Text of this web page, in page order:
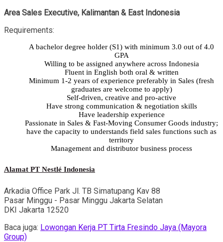
Area Sales Executive, Kalimantan & East Indonesia
Requirements:
A bachelor degree holder (S1) with minimum 3.0 out of 4.0
GPA
Willing to be assigned anywhere across Indonesia
Fluent in English both oral & written
Minimum 1-2 years of experience preferably in Sales (fresh
graduates are welcome to apply)
Self-driven, creative and pro-active
Have strong communication & negotiation skills
Have leadership experience
Passionate in Sales & Fast-Moving Consumer Goods industry;
have the capacity to understands field sales functions such as
territory
Management and distributor business process
Alamat PT Nestlé Indonesia
Arkadia Office Park Jl. TB Simatupang Kav 88
Pasar Minggu - Pasar Minggu Jakarta Selatan
DKI Jakarta 12520
Baca juga: Lowongan Kerja PT Tirta Fresindo Jaya (Mayora
Group)